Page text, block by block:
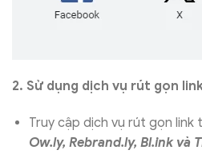
2. Sử dụng dịch vụ rút gọn
Truy cập dịch vụ rút gọn link
Ow.ly, Rebrand.ly, Bl.ink và